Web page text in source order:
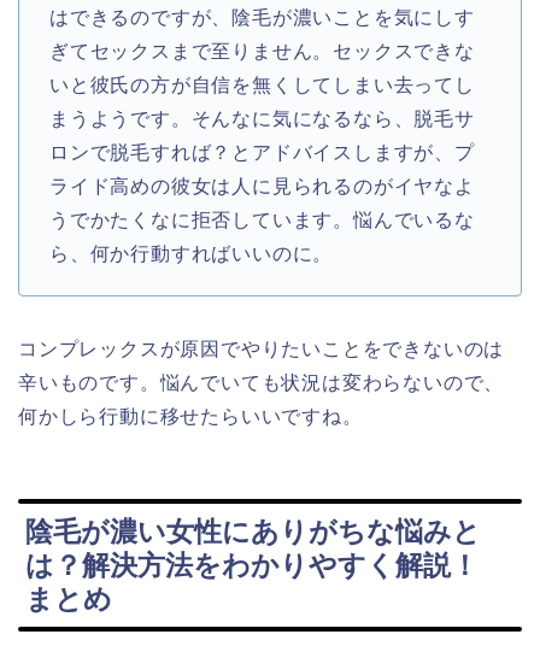
はできるのですが、陰毛が濃いことを気にしす
ぎてセックスまで至りません。セックスできな
いと彼氏の方が自信を無くしてしまい去ってし
まうようです。そんなに気になるなら、脱毛サ
ロンで脱毛すれば？とアドバイスしますが、プ
ライド高めの彼女は人に見られるのがイヤなよ
うでかたくなに拒否しています。悩んでいるな
ら、何か行動すればいいのに。
コンプレックスが原因でやりたいことをできないのは
辛いものです。悩んでいても状況は変わらないので、
何かしら行動に移せたらいいですね。
陰毛が濃い女性にありがちな悩みと
は？解決方法をわかりやすく解説！
まとめ